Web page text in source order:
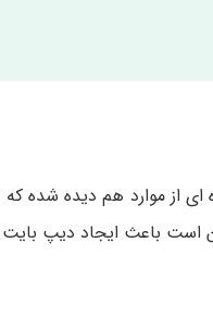
از موارد هم دیده شده که
است باعث ایجاد دیپ